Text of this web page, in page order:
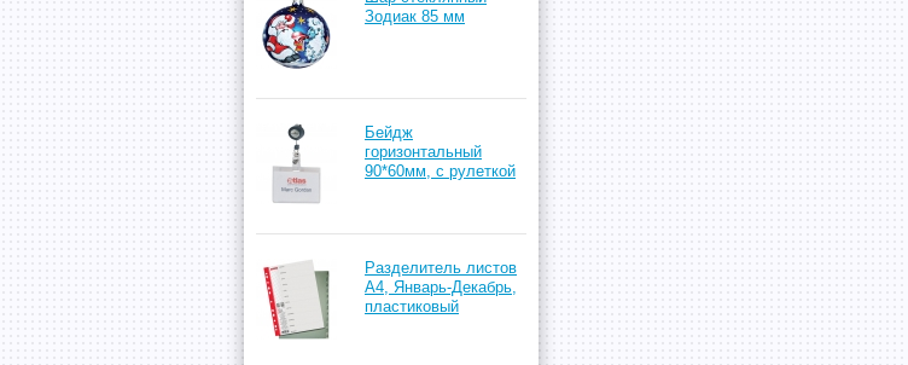
Зодиак 85 мм
Бейдж
горизонтальный
90*60мм, с рулеткой
Разделитель листов
А4, Январь-Декабрь,
пластиковый